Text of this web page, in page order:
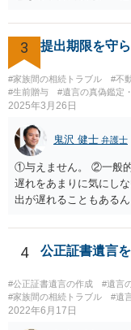
「廃除」は遺言でも可
情を話して相談して、
とをお勧めします。
3 提出期限を守
#家族間の相続トラブル #不
#生前贈与
#遺言の真偽鑑定
2025年3月26日
鬼沢 健士 弁護士
①与えません。 ②一般
遅れをあまりに気にし
出が遅れることもある
4 公正証書遺言
#公正証書遺言の作成 #遺言
#家族間の相続トラブル
#遺
2022年6月17日